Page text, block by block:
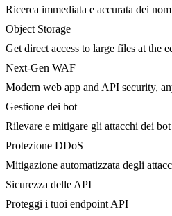
Ricerca immediata e accurata dei
Object Storage
Get direct access to large files at the
Next-Gen WAF
Modern web app and API security,
Gestione dei bot
Rilevare e mitigare gli attacchi dei bot
Protezione DDoS
Mitigazione automatizzata degli
Sicurezza delle API
Proteggi i tuoi endpoint API